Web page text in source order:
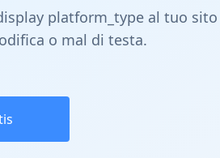
platform_type al tuo sito
o mal di testa.